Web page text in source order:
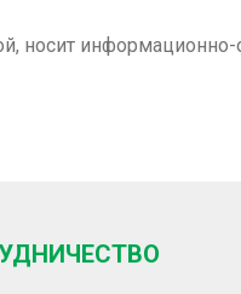
носит